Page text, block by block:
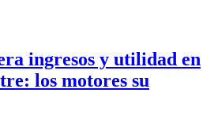
ingresos y utilidad en
los motores su